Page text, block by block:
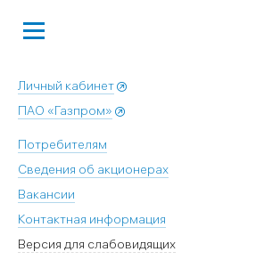
Личный кабинет
ПАО «Газпром»
Потребителям
Сведения об акционерах
Вакансии
Контактная информация
Версия для слабовидящих